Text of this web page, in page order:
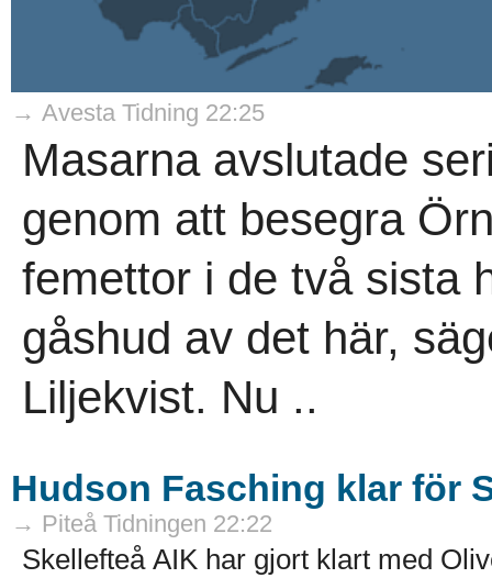
→ Avesta Tidning 22:25
Masarna avslutade
genom att besegra
femettor i de två sista
gåshud av det här,
Liljekvist. Nu ..
Hudson Fasching klar för
→ Piteå Tidningen 22:22
Skellefteå AIK har gjort klart med